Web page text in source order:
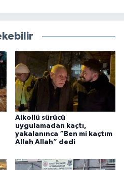
Alkollü sürücü
uygulamadan kaçtı,
yakalanınca “Ben mi kaçtım
Allah Allah” dedi